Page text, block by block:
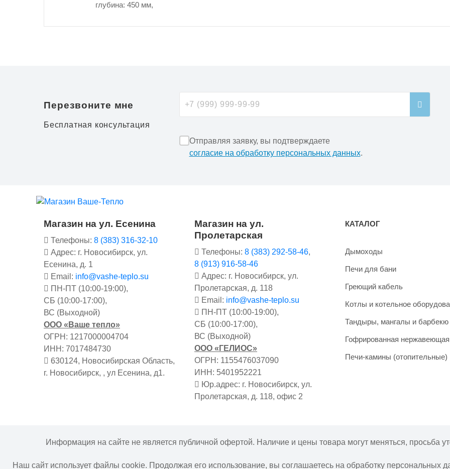
глубина: 450 мм,
Перезвоните мне
Бесплатная консультация
Отправляя заявку, вы подтверждаете
согласие на обработку персональных данных.
Магазин на ул. Есенина
Телефоны: 8 (383) 316-32-10
Адрес: г. Новосибирск, ул.
Есенина, д. 1
Email: info@vashe-teplo.su
ПН-ПТ (10:00-19:00),
СБ (10:00-17:00),
ВС (Выходной)
ООО «Ваше тепло»
ОГРН: 1217000004704
ИНН: 7017484730
630124, Новосибирская Область,
г. Новосибирск, , ул Есенина, д1.
Магазин на ул.
Пролетарская
Телефоны: 8 (383) 292-58-46,
8 (913) 916-58-46
Адрес: г. Новосибирск, ул.
Пролетарская, д. 118
Email: info@vashe-teplo.su
ПН-ПТ (10:00-19:00),
СБ (10:00-17:00),
ВС (Выходной)
ООО «ГЕЛИОС»
ОГРН: 1155476037090
ИНН: 5401952221
Юр.адрес: г. Новосибирск, ул.
Пролетарская, д. 118, офис 2
КАТАЛОГ
Дымоходы
Печи для бани
Греющий кабель
Котлы и котельное
Тандыры, мангалы и барбекю
Гофрированная
Печи-камины (отопительные)
Информация на сайте не является публичной офертой. Наличие и цены товара могут меняться, просьба
Интернет-магазин "Ваше тепло" © | 2015 - 2026
Наш сайт использует файлы cookie. Продолжая его использование, вы соглашаетесь на обработку персональных